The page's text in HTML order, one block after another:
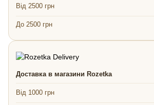
Від 2500 грн
До 2500 грн
Доставка в магазини Rozetka
Від 1000 грн